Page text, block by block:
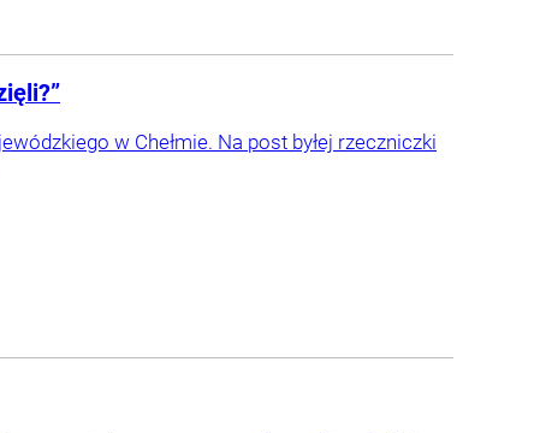
w Chełmie. Na post byłej rzeczniczki